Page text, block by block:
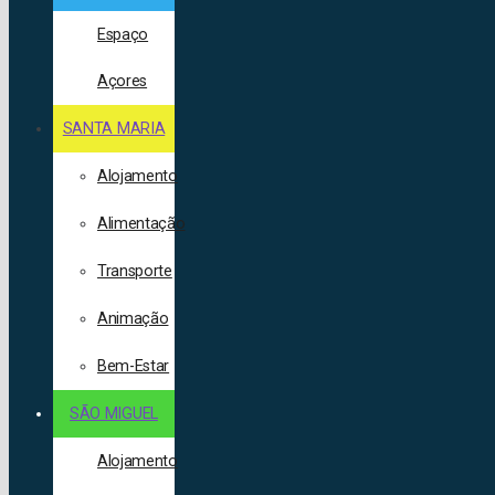
Espaço
Açores
SANTA MARIA
Alojamento
Alimentação
Transporte
Animação
Bem-Estar
SÃO MIGUEL
Alojamento